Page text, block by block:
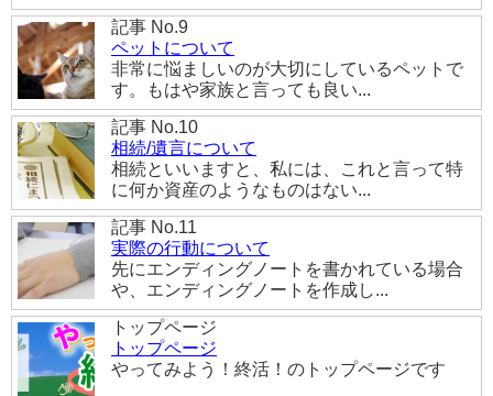
記事 No.9
ペットについて
非常に悩ましいのが大切にしているペットで
す。もはや家族と言っても良い...
記事 No.10
相続/遺言について
相続といいますと、私には、これと言って特
に何か資産のようなものはない...
記事 No.11
実際の行動について
先にエンディングノートを書かれている場合
や、エンディングノートを作成し...
トップページ
トップページ
やってみよう！終活！のトップページです